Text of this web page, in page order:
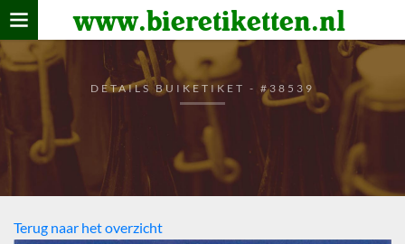
www.bieretiketten.nl
Home
verzamelen
De bierkaart
Bezoekers
DETAILS BUIKETIKET - #38539
Terug naar het overzicht